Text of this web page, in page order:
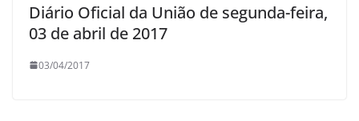
Diário Oficial da União de segunda-feira,
03 de abril de 2017
03/04/2017